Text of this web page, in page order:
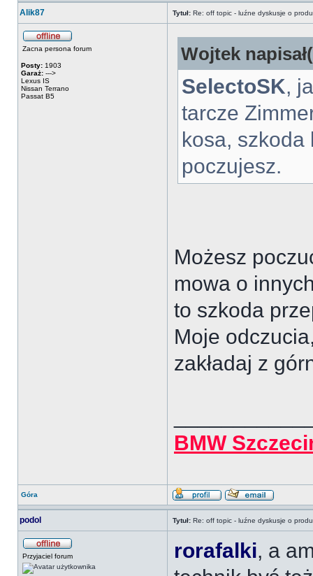
Alik87 Tytuł: Re: off topic - luźne dyskusje o
Zacna persona forum
Posty: 1903
Garaż: --->
Lexus IS
Nissan Terrano
Passat B5
Wojtek
SelectoSK,
tarcze
kosa, szkoda
poczujesz.
Możesz
mowa o
to szkoda
Moje
zakładaj z
BMW
Góra
podol Tytuł: Re: off topic - luźne dyskusje o
Przyjaciel forum rorafalki, a